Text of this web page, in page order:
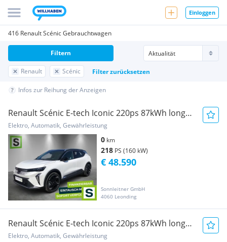
Einloggen
416 Renault Scénic Gebrauchtwagen
Renault Scénic Filter zurücksetzen
Filtern
Infos zur Reihung der Anzeigen
Renault Scénic E-tech Iconic 220ps 87kWh long
range
Elektro, Automatik, Gewährleistung
0 km
218 PS (160 kW)
Sonnleitner GmbH
4060 Leonding
€ 48.590
Renault Scénic E-tech Iconic 220ps 87kWh long
range
Elektro, Automatik, Gewährleistung